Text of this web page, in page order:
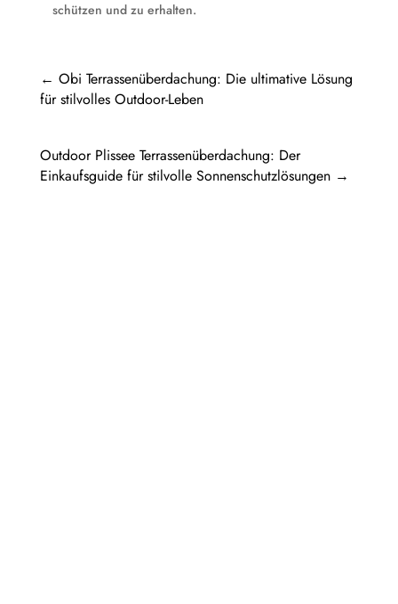
schützen und zu erhalten.
← Obi Terrassenüberdachung: Die ultimative Lösung
für stilvolles Outdoor-Leben
Outdoor Plissee Terrassenüberdachung: Der
Einkaufsguide für stilvolle Sonnenschutzlösungen→